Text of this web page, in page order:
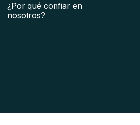
¿Por qué confiar en
nosotros?